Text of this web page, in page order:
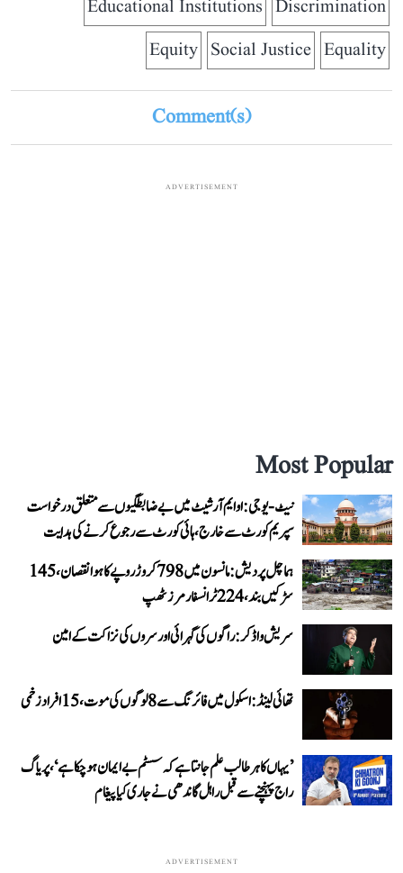
Discrimination
Educational Institutions
Equality
Social Justice
Equity
Comment(s)
ADVERTISEMENT
Most Popular
نیٹ-یو جی: او ایم آر شیٹ میں بے ضابطگیوں سے متعلق درخواست
سپریم کورٹ سے خارج، ہائی کورٹ سے رجوع کرنے کی ہدایت
ہماچل پردیش: مانسون میں 798 کروڑ روپے کا ہوا نقصان، 145
سڑکیں بند، 224 ٹرانسفارمرز ٹھپ
سریش واڈکر: راگوں کی گہرائی اور سروں کی نزاکت کے امین
تھائی لینڈ: اسکول میں فائرنگ سے 8 لوگوں کی موت، 15 افراد زخمی
’یہاں کا ہر طالب علم جانتا ہے کہ سسٹم بے ایمان ہو چکا ہے‘، پریاگ
راج پہنچنے سے قبل راہل گاندھی نے جاری کیا پیغام
ADVERTISEMENT